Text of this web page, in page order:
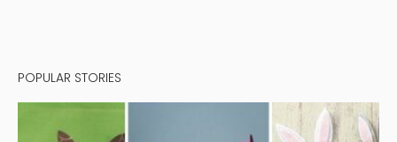
POPULAR STORIES